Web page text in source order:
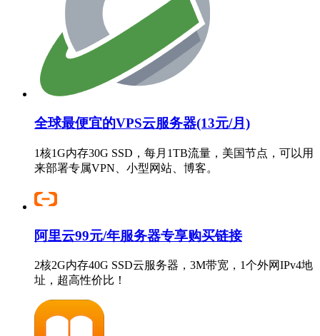
全球最便宜的VPS云服务器(13元/月)
1核1G内存30G SSD，每月1TB流量，美国节点，可以用
来部署专属VPN、小型网站、博客。
阿里云99元/年服务器专享购买链接
2核2G内存40G SSD云服务器，3M带宽，1个外网IPv4地
址，超高性价比！